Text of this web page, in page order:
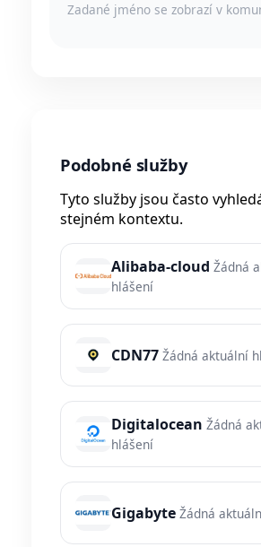
Zadané jméno se zobrazí v
Podobné služby
Tyto služby jsou často
stejném kontextu.
Alibaba-cloud Žádná
hlášení
CDN77 Žádná aktuální
Digitalocean Žádná
hlášení
Gigabyte Žádná